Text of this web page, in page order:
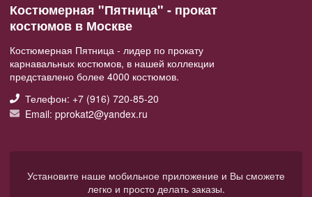
Костюмерная "Пятница" - прокат
костюмов в Москве
Костюмерная Пятница - лидер по прокату
карнавальных костюмов, в нашей коллекции
представлено более 4000 костюмов.
Телефон: +7 (916) 720-85-20
Email: pprokat2@yandex.ru
Установите наше мобильное приложение и Вы сможете
легко и просто делать заказы.